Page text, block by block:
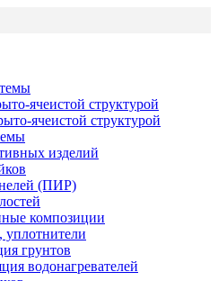
ячеистой структурой
ячеистой структурой
изделий
(ПИР)
композиции
уплотнители
грунтов
водонагревателей